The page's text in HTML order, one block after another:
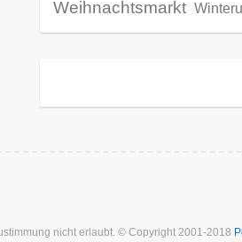
Weihnachtsmarkt
nicht erlaubt. © Copyright 2001-2018